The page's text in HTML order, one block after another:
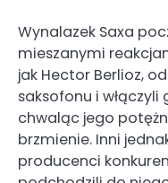
Wynalazek Saxa
mieszanymi
jak Hector Berlioz,
saksofonu i
chwaląc jego
brzmienie. Inni
producenci